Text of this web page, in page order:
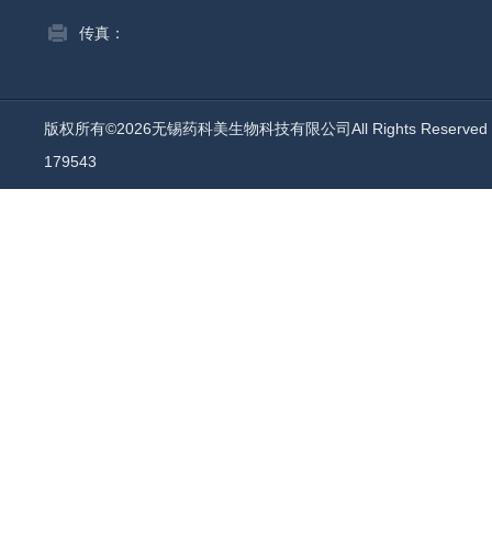
传真：
版权所有©2026无锡药科美生物科技有限公司All Rights
179543